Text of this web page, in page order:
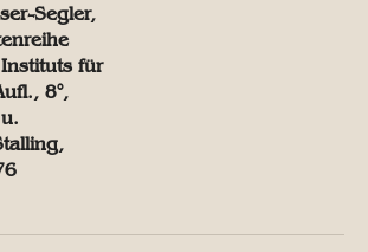
Segler,
für
8°,